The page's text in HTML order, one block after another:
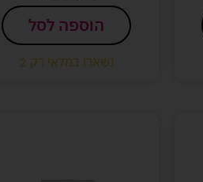
הוספה לסל
נשארו במלאי רק 2